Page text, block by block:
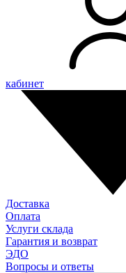
кабинет
Доставка
Оплата
Услуги склада
Гарантия и возврат
ЭДО
Вопросы и ответы